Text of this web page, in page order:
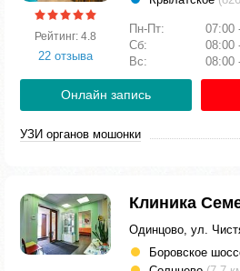
Рейтинг: 4.8
22 отзыва
Пн-Пт:
07:00
Сб:
08:00
Вс:
08:00
Онлайн запись
УЗИ органов мошонки
Клиника
Одинцово, ул.
Боровское